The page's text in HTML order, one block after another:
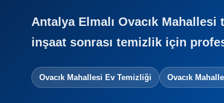
Antalya Elmalı Ovacık
inşaat sonrası temizlik için
Ovacık Mahallesi Ev Temizliği Ovacık